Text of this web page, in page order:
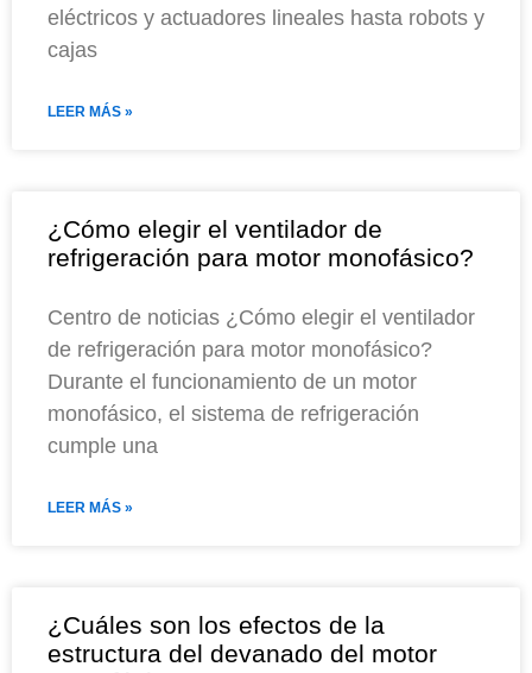
eléctricos y actuadores lineales hasta robots y
cajas
LEER MÁS »
¿Cómo elegir el ventilador de
refrigeración para motor monofásico?
Centro de noticias ¿Cómo elegir el ventilador
de refrigeración para motor monofásico?
Durante el funcionamiento de un motor
monofásico, el sistema de refrigeración
cumple una
LEER MÁS »
¿Cuáles son los efectos de la
estructura del devanado del motor